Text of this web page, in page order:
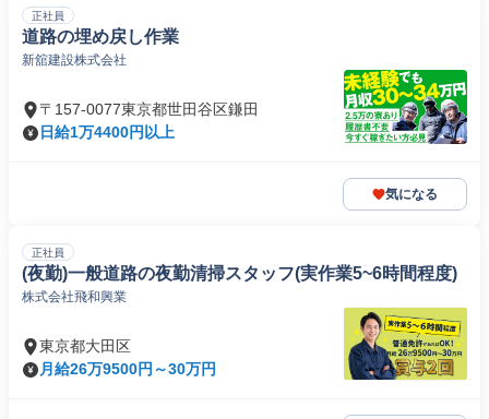
正社員
道路の埋め戻し作業
新舘建設株式会社
〒157-0077東京都世田谷区鎌田
日給1万4400円以上
気になる
正社員
(夜勤)一般道路の夜勤清掃スタッフ(実作業5~6時間程度)
株式会社飛和興業
東京都大田区
月給26万9500円～30万円